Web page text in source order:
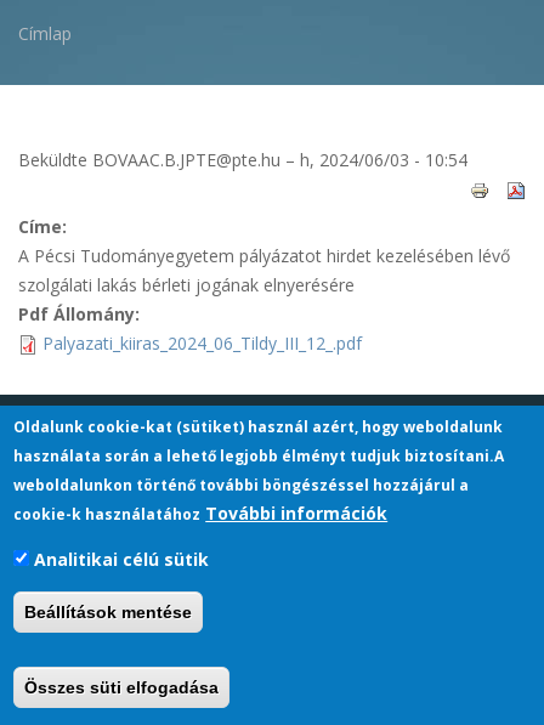
Címlap
Beküldte BOVAAC.B.JPTE@pte.hu – h, 2024/06/03 - 10:54
Címe:
A Pécsi Tudományegyetem pályázatot hirdet kezelésében lévő
szolgálati lakás bérleti jogának elnyerésére
Pdf Állomány:
Palyazati_kiiras_2024_06_Tildy_III_12_.pdf
Pécsi Tudományegyetem
H-7622 Pécs, Vasvári Pál utca 4.
+36 72 501-500
Oldalunk cookie-kat (sütiket) használ azért, hogy weboldalunk
használata során a lehető legjobb élményt tudjuk biztosítani.A
weboldalunkon történő további böngészéssel hozzájárul a
cookie-k használatához További információk
Analitikai célú sütik
Beállítások mentése
Összes süti elfogadása